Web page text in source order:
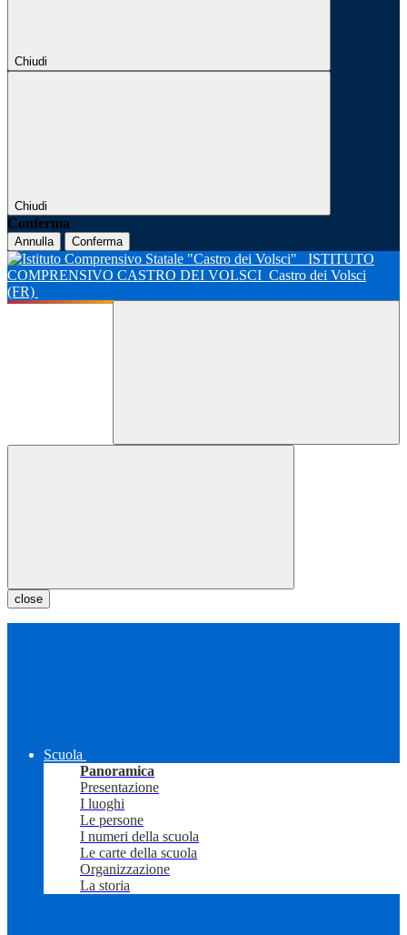
Chiudi
Chiudi
Conferma
Annulla Conferma
ISTITUTO
COMPRENSIVO CASTRO DEI VOLSCI Castro dei Volsci
(FR)
close
Scuola
Panoramica
Presentazione
I luoghi
Le persone
I numeri della scuola
Le carte della scuola
Organizzazione
La storia